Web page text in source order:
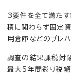
3要件を全て満たす
積に関わらず固定
用倉庫などのプレ
調査の結果課税対
最大5年間遡り税額